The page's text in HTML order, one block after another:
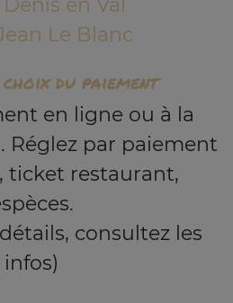
en Val
Le Blanc
du paiement
en ligne ou à la
Réglez par paiement
ticket restaurant,
consultez les
infos)